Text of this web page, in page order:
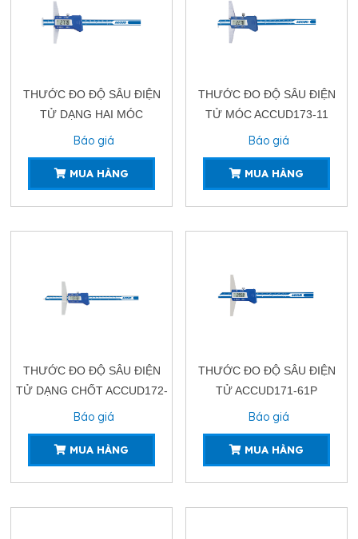
THƯỚC ĐO ĐỘ SÂU ĐIỆN
TỬ DẠNG HAI MÓC
ACCUD174-11
Báo giá
MUA HÀNG
THƯỚC ĐO ĐỘ SÂU ĐIỆN
TỬ MÓC ACCUD173-11
Báo giá
MUA HÀNG
THƯỚC ĐO ĐỘ SÂU ĐIỆN
TỬ DẠNG CHỐT ACCUD172-
Báo giá
MUA HÀNG
THƯỚC ĐO ĐỘ SÂU ĐIỆN
TỬ ACCUD171-61P
Báo giá
MUA HÀNG